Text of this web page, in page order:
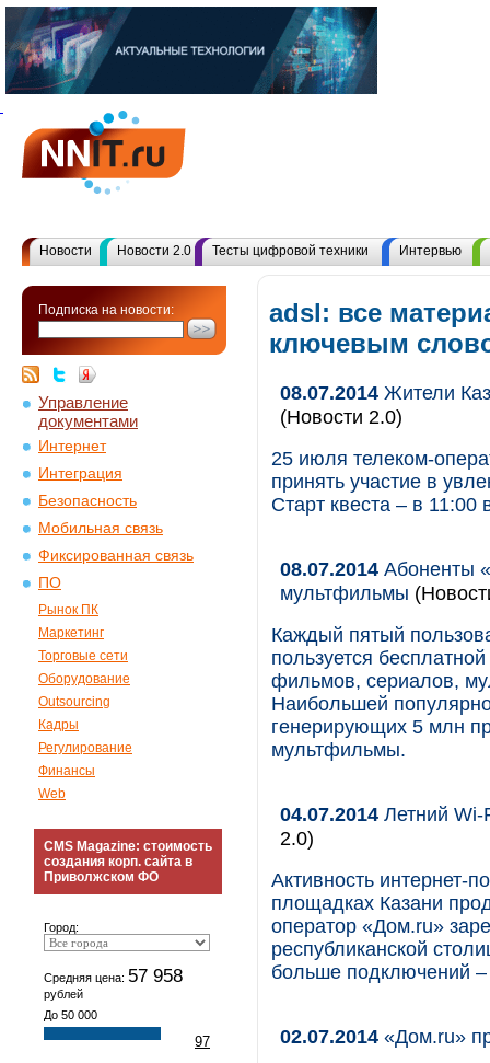
Новости Новости 2.0 Тесты цифровой техники Интервью
Подписка на новости:
Управление
документами
Интернет
Интеграция
Безопасность
Мобильная связь
Фиксированная связь
ПО
Рынок ПК
Маркетинг
Торговые сети
Оборудование
Outsourcing
Кадры
Регулирование
Финансы
Web
CMS Magazine: стоимость
создания корп. сайта в
Приволжском ФО
Город:
Средняя цена: 57 958
рублей
До 50 000
97
adsl: все
ключевым
08.07.2014 Жители
(Новости 2.0)
25 июля телеком-
принять участие в
Старт квеста – в 11:00
08.07.2014 Абоненты
мультфильмы
Каждый пятый
пользуется
фильмов, сериалов,
Наибольшей
генерирующих 5 млн
мультфильмы.
04.07.2014 Летний Wi-
2.0)
Активность интернет-
площадках Казани
оператор «Дом.ru»
республиканской
больше подключений
02.07.2014 «Дом.ru»